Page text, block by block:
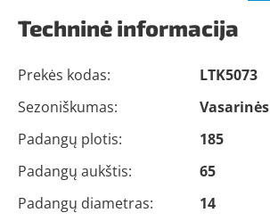
Techninė informacija
Prekės kodas:
LTK5073
Sezoniškumas:
Vasarinės
Padangų plotis:
185
Padangų aukštis:
65
Padangų diametras:
14